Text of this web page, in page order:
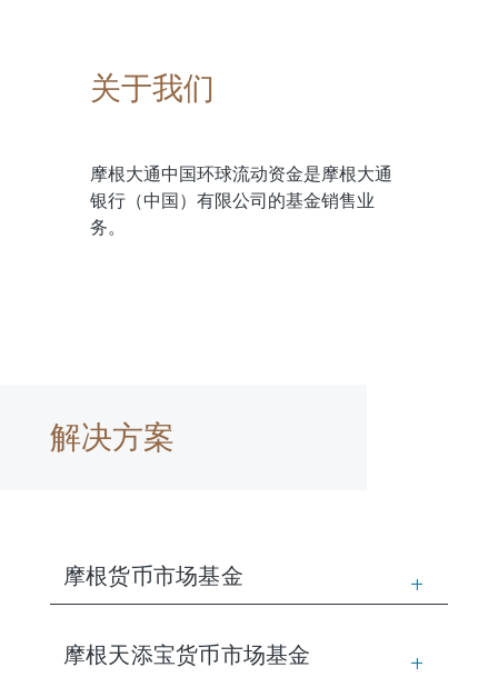
关于我们
摩根大通中国环球流动资金是摩根大通
银行（中国）有限公司的基金销售业
务。
解决方案
摩根货币市场基金
摩根天添宝货币市场基金